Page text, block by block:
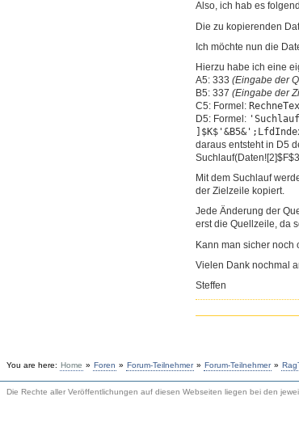
Also, ich hab es
Die zu kopierenden
Ich möchte nun die
Hierzu habe ich eine
A5: 333(Eingabe der
B5: 337(Eingabe der
C5: Formel:
D5: Formel:
daraus entsteht in D5
Mit dem Suchlauf
der Zielzeile kopiert.
Jede Änderung der
erst die Quellzeile, da
Kann man sicher noch
Vielen Dank nochmal
Steffen
You are here: Home » Foren » Forum-Teilnehmer » Forum-Teilnehmer »
Die Rechte aller Veröffentlichungen auf diesen Webseiten liegen bei den